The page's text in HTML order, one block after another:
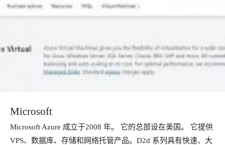
Microsoft
Microsoft Azure 成立于2008 年。 它的总部设在美国。 它提供
VPS、数据库、存储和网络托管产品。D2d 系列具有快速、大